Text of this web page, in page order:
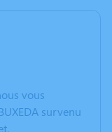
vous
survenu